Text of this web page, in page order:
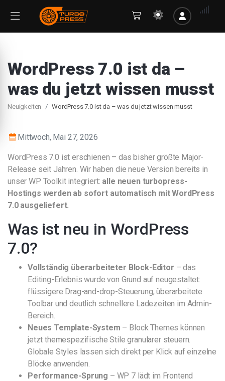
WordPress 7.0 ist da –
was du jetzt wissen musst
Neuigkeiten WordPress 7.0 ist da – was du jetzt wissen musst
Mittwoch, Mai 27, 2026
WordPress 7.0 ist erschienen – das bisher größte Major-
Release seit Jahren. Wir haben die neue Version bereits in
unser WP Toolkit integriert: alle neuen turbopress-
Hostings werden ab sofort automatisch mit WordPress
7.0 ausgeliefert.
Was ist neu in WordPress
7.0?
Vollständig überarbeiteter Block-Editor – das
Editing-Erlebnis wurde von Grund auf neugestaltet:
flüssigere Drag-and-drop-Steuerung, überarbeitete
Toolbar und deutlich schnellere Ladezeiten im Admin-
Bereich.
Neues Template-System – Block Themes können
jetzt themespezifische Stile granularer steuern.
Globale Styles lassen sich direkt per Klick auf einzelne
Blöcke anwenden.
Performance-Sprung – WP 7 lädt im Frontend